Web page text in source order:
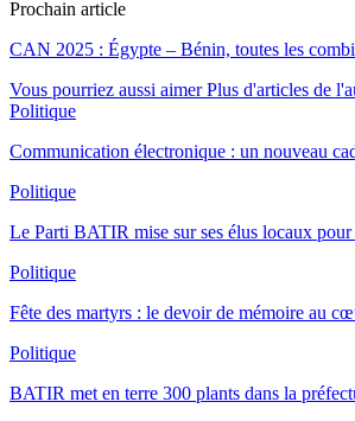
Prochain article
CAN 2025 : Égypte – Bénin, toutes les
Vous pourriez aussi aimer Plus d'articles de
Politique
Communication électronique : un nouveau
Politique
Le Parti BATIR mise sur ses élus locaux
Politique
Fête des martyrs : le devoir de mémoire au
Politique
BATIR met en terre 300 plants dans la